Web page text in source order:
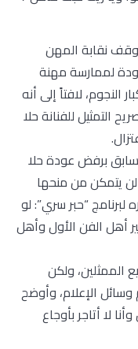
نقابة المهن
لممارسة مهنة
النجوم، لافتاً إلى أنه
التمثيل للفنانة حلا
برفض عودة حلا
يتمكن من منحها
لبرنامج “حبر سري”: لو
أهل الفن الأول وأهل
الممثلين، ولكن
الإعلام، وأوضح
لا أتاجر بأوجاع